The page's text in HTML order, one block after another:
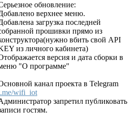
обновление:
верхнее меню.
загрузка последней
прошивки прямо из
вбить свой API
из личного кабинета)
версия и дата сборки в
"О программе"
канал проекта в Telegram
wifi_iot
запретил публиковать
гостям.